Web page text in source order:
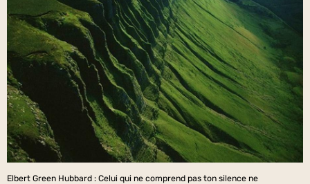
Elbert Green Hubbard : Celui qui ne comprend pas ton silence ne